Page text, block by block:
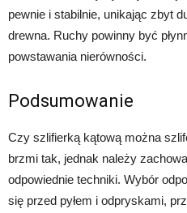
pewnie i stabilnie, unikając zbyt
drewna. Ruchy powinny być
powstawania nierówności.
Podsumowanie
Czy szlifierką kątową można
brzmi tak, jednak należy
odpowiednie techniki. Wybór
się przed pyłem i odpryskami,